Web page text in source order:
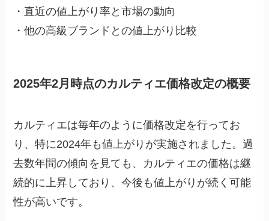
・直近の値上がり率と市場の動向
・他の高級ブランドとの値上がり比較
2025年2月時点のカルティエ価格改定の概要
カルティエは毎年のように価格改定を行ってお
り、特に2024年も値上がりが実施されました。過
去数年間の傾向を見ても、カルティエの価格は継
続的に上昇しており、今後も値上がりが続く可能
性が高いです。